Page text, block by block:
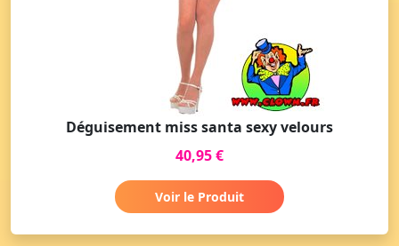
Déguisement miss santa sexy velours
40,95 €
Voir le Produit